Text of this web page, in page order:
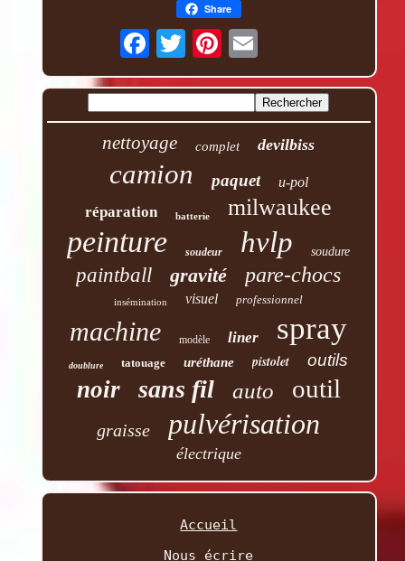
Share
nettoyage complet devilbiss
camion paquet u-pol
réparation batterie milwaukee
peinture soudeur hvlp soudure
paintball gravité pare-chocs
insémination visuel professionnel
machine modèle liner spray
doublure tatouage uréthane pistolet outils
noir sans fil auto outil
graisse pulvérisation
électrique
Accueil
Nous écrire